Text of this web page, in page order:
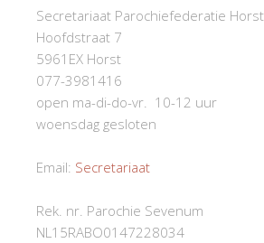
Secretariaat Parochiefederatie
Hoofdstraat 7
5961EX Horst
077-3981416
open ma-di-do-vr. 10-12 uur
woensdag gesloten
Email: Secretariaat
Rek. nr. Parochie Sevenum
NL15RABO0147228034